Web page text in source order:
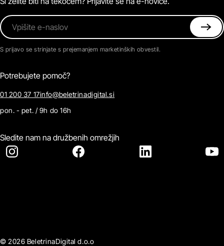
Vpišite e-naslov
S prijavo se strinjate s prejemanjem marketinških obvestil.
Potrebujete pomoč?
01 200 37 17info@beletrinadigital.si
pon. - pet. / 9h do 16h
Sledite nam na družbenih omrežjih
© 2026 BeletrinaDigital d.o.o